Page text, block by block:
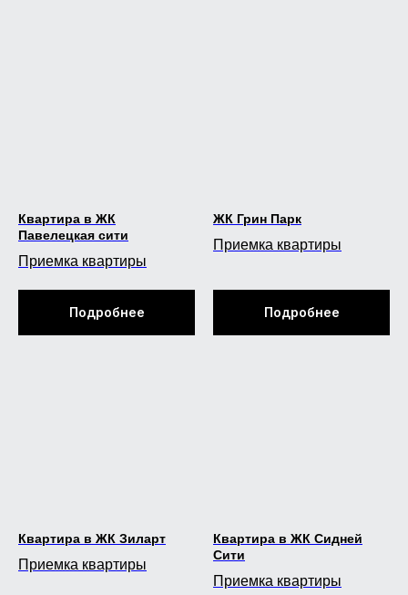
Квартира в ЖК
Павелецкая сити
Приемка квартиры
Подробнее
ЖК Грин Парк
Приемка квартиры
Подробнее
Квартира в ЖК Зиларт
Приемка квартиры
Квартира в ЖК Сидней
Сити
Приемка квартиры
ТЕПЛОВИЗОР
FLIR C3X И
TESTO 865
инспекций строительных объектов,
энергоаудита и оценке эффективности
Используется для контроля прочности,
однородности и определения класса
тяжелого, лёгкого и высокомарочного